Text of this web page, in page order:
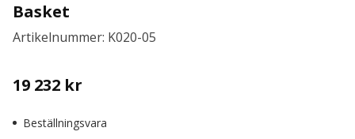
Basket
Artikelnummer: K020-05
19 232 kr
Beställningsvara